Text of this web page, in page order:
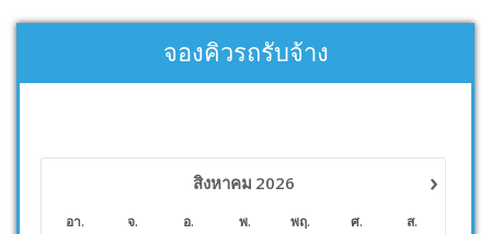
จองคิวรถรับจ้าง
›
สิงหาคม 2026
อา. จ. อ. พ. พฤ. ศ.
ส.